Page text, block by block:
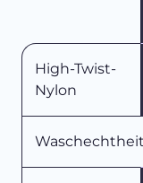
High-Twist-
Nylon
Waschechtheit